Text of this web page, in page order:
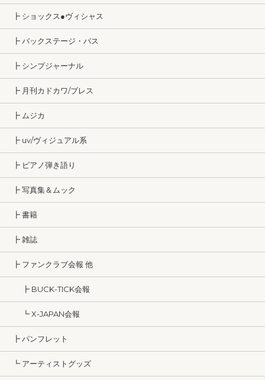
┣ ショックス●ヴィシャス
┣ バックステージ・パス
┣ シンプジャーナル
┣ 月刊カドカワ/ブレス
┣ ムジカ
┣ uv/ヴィジュアル系
┣ ピアノ弾き語り
┣ 写真集＆ムック
┣ 書籍
┣ 雑誌
┣ ファンクラブ会報 他
┣ BUCK-TICK会報
┗ X-JAPAN会報
┣ パンフレット
┗ アーティストグッズ